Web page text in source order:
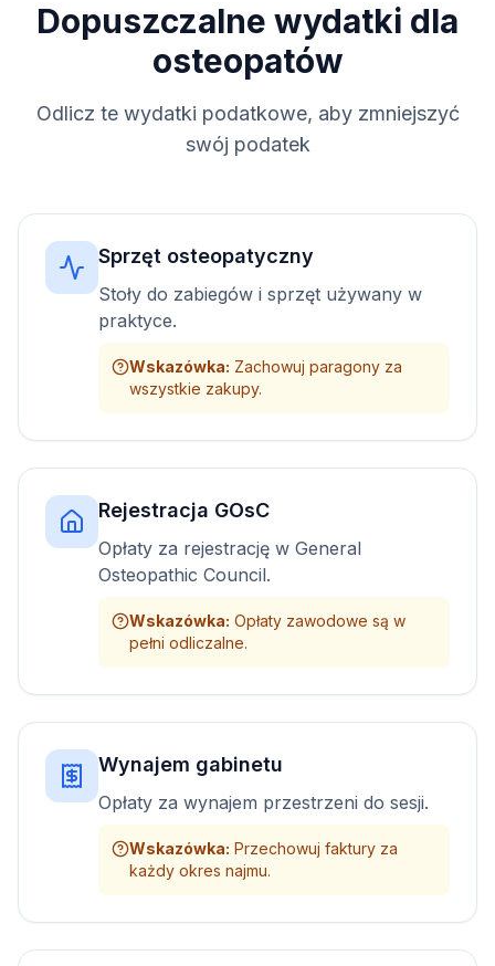
Dopuszczalne wydatki dla
osteopatów
Odlicz te wydatki podatkowe, aby zmniejszyć
swój podatek
Sprzęt osteopatyczny
Stoły do zabiegów i sprzęt używany w
praktyce.
Wskazówka: Zachowuj paragony za
wszystkie zakupy.
Rejestracja GOsC
Opłaty za rejestrację w General
Osteopathic Council.
Wskazówka: Opłaty zawodowe są w
pełni odliczalne.
Wynajem gabinetu
Opłaty za wynajem przestrzeni do sesji.
Wskazówka: Przechowuj faktury za
każdy okres najmu.